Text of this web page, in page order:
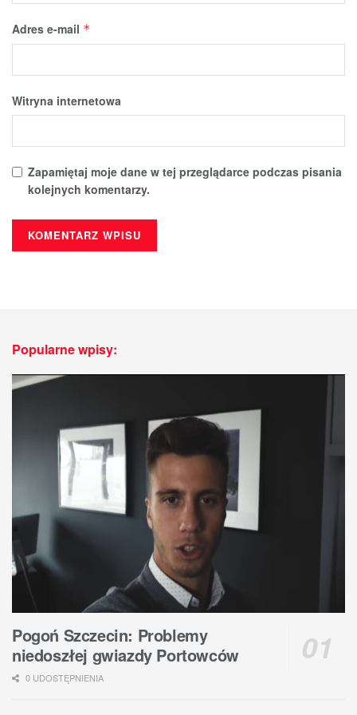
Adres e-mail *
Witryna internetowa
Zapamiętaj moje dane w tej przeglądarce podczas pisania
kolejnych komentarzy.
Popularne wpisy:
Pogoń Szczecin: Problemy
niedoszłej gwiazdy Portowców
0 UDOSTĘPNIENIA